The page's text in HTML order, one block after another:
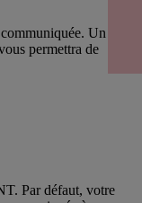
Un
permettra de
Par défaut, votre